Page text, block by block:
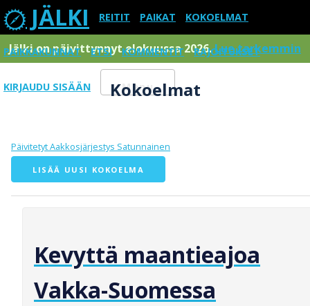
JÄLKI REITIT PAIKAT KOKOELMAT
PAIKKAKUNNAT ETSI KOMMENTIT RAJOITUKSET
KIRJAUDU SISÄÄN Menu
Jälki on päivittynnyt elokuussa 2026.Lue tarkemmin
Kokoelmat
PäivitetytAakkosjärjestys Satunnainen
LISÄÄ UUSI KOKOELMA
Kevyttä maantieajoa
Vakka-Suomessa